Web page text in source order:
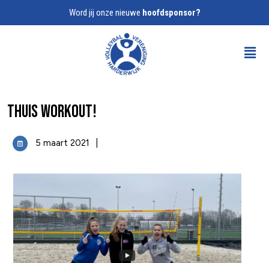
Word jij onze nieuwe hoofdsponsor?
Thuis workout!
5 maart 2021